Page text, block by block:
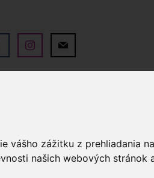
vášho zážitku z prehliadania
našich webových